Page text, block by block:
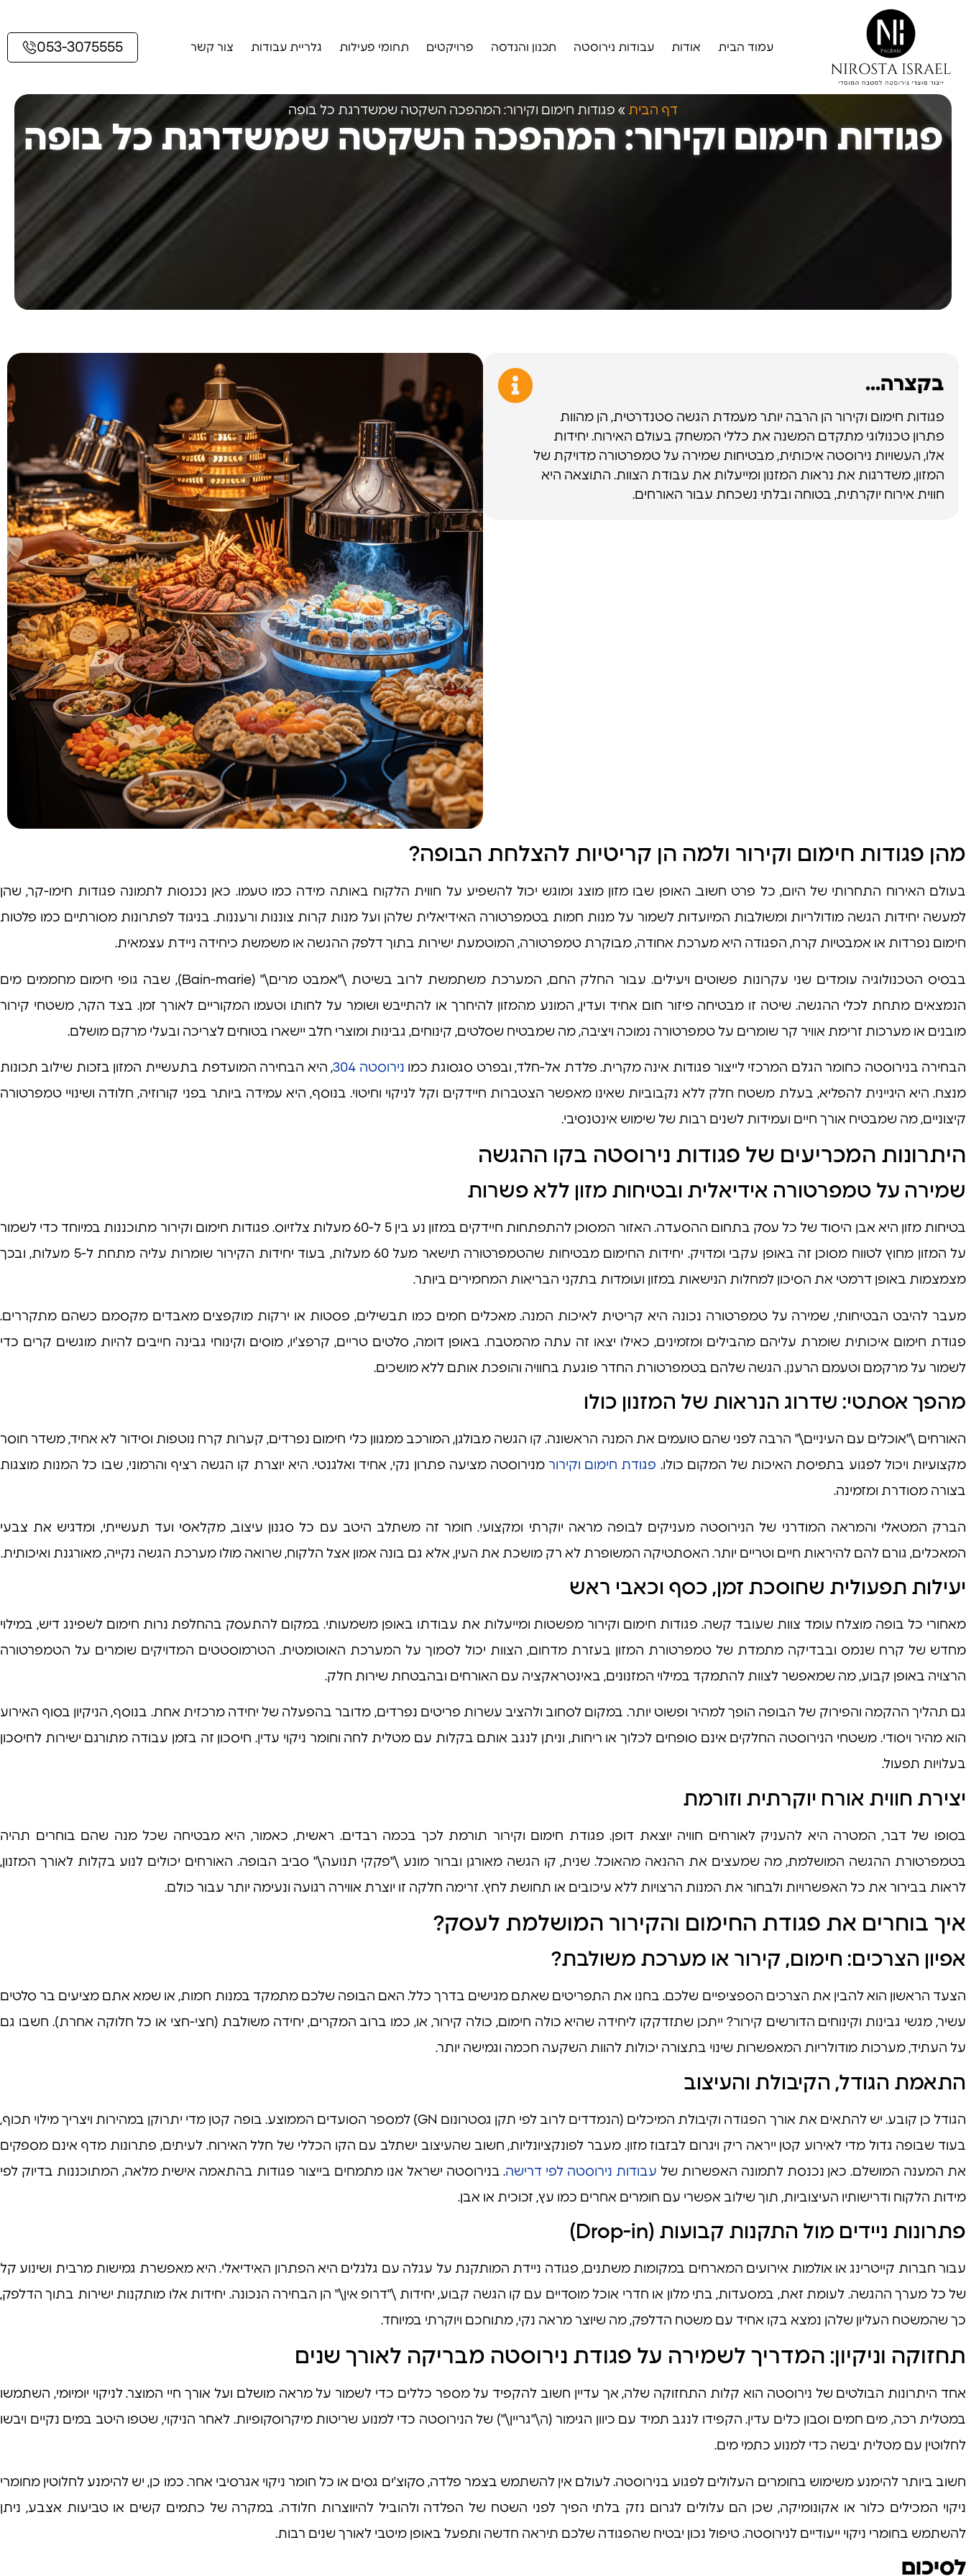
עמוד הבית אודות עבודות נירוסטה תכנון והנדסה פרויקטים תחומי פעילות גלריית עבודות צור קשר 053-3075555
דף הבית » פגודות חימום וקירור: המהפכה השקטה שמשדרגת כל בופה
פגודות חימום וקירור: המהפכה השקטה שמשדרגת כל בופה
בקצרה...
פגודות חימום וקירור הן הרבה יותר מעמדת הגשה סטנדרטית, הן מהוות
פתרון טכנולוגי מתקדם המשנה את כללי המשחק בעולם האירוח. יחידות
אלו, העשויות נירוסטה איכותית, מבטיחות שמירה על טמפרטורה מדויקת של
המזון, משדרגות את נראות המזנון ומייעלות את עבודת הצוות. התוצאה היא
חווית אירוח יוקרתית, בטוחה ובלתי נשכחת עבור האורחים.
מהן פגודות חימום וקירור ולמה הן קריטיות להצלחת הבופה?
בעולם האירוח התחרותי של היום, כל פרט חשוב. האופן שבו מזון מוצג ומוגש יכול להשפיע על חווית הלקוח באותה מידה כמו טעמו. כאן נכנסות לתמונה פגודות חימו-קר, שהן
למעשה יחידות הגשה מודולריות ומשולבות המיועדות לשמור על מנות חמות בטמפרטורה האידיאלית שלהן ועל מנות קרות צוננות ורעננות. בניגוד לפתרונות מסורתיים כמו פלטות
חימום נפרדות או אמבטיות קרח, הפגודה היא מערכת אחודה, מבוקרת טמפרטורה, המוטמעת ישירות בתוך דלפק ההגשה או משמשת כיחידה ניידת עצמאית.
בבסיס הטכנולוגיה עומדים שני עקרונות פשוטים ויעילים. עבור החלק החם, המערכת משתמשת לרוב בשיטת \"אמבט מרים\" (Bain-marie), שבה גופי חימום מחממים מים
הנמצאים מתחת לכלי ההגשה. שיטה זו מבטיחה פיזור חום אחיד ועדין, המונע מהמזון להיחרך או להתייבש ושומר על לחותו וטעמו המקוריים לאורך זמן. בצד הקר, משטחי קירור
מובנים או מערכות זרימת אוויר קר שומרים על טמפרטורה נמוכה ויציבה, מה שמבטיח שסלטים, קינוחים, גבינות ומוצרי חלב יישארו בטוחים לצריכה ובעלי מרקם מושלם.
הבחירה בנירוסטה כחומר הגלם המרכזי לייצור פגודות אינה מקרית. פלדת אל-חלד, ובפרט סגסוגת כמו נירוסטה 304
, היא הבחירה המועדפת בתעשיית המזון בזכות שילוב תכונות
מנצח. היא היגיינית להפליא, בעלת משטח חלק ללא נקבוביות שאינו מאפשר הצטברות חיידקים וקל לניקוי וחיטוי. בנוסף, היא עמידה ביותר בפני קורוזיה, חלודה ושינויי טמפרטורה
קיצוניים, מה שמבטיח אורך חיים ועמידות לשנים רבות של שימוש אינטנסיבי.
היתרונות המכריעים של פגודות נירוסטה בקו ההגשה
שמירה על טמפרטורה אידיאלית ובטיחות מזון ללא פשרות
בטיחות מזון היא אבן היסוד של כל עסק בתחום ההסעדה. האזור המסוכן להתפתחות חיידקים במזון נע בין 5 ל-60 מעלות צלזיוס. פגודות חימום וקירור מתוכננות במיוחד כדי לשמור
על המזון מחוץ לטווח מסוכן זה באופן עקבי ומדויק. יחידות החימום מבטיחות שהטמפרטורה תישאר מעל 60 מעלות, בעוד יחידות הקירור שומרות עליה מתחת ל-5 מעלות, ובכך
מצמצמות באופן דרמטי את הסיכון למחלות הנישאות במזון ועומדות בתקני הבריאות המחמירים ביותר.
מעבר להיבט הבטיחותי, שמירה על טמפרטורה נכונה היא קריטית לאיכות המנה. מאכלים חמים כמו תבשילים, פסטות או ירקות מוקפצים מאבדים מקסמם כשהם מתקררים.
פגודת חימום איכותית שומרת עליהם מהבילים ומזמינים, כאילו יצאו זה עתה מהמטבח. באופן דומה, סלטים טריים, קרפצ'יו, מוסים וקינוחי גבינה חייבים להיות מוגשים קרים כדי
לשמור על מרקמם וטעמם הרענן. הגשה שלהם בטמפרטורת החדר פוגעת בחוויה והופכת אותם ללא מושכים.
מהפך אסתטי: שדרוג הנראות של המזנון כולו
האורחים \"אוכלים עם העיניים\" הרבה לפני שהם טועמים את המנה הראשונה. קו הגשה מבולגן, המורכב ממגוון כלי חימום נפרדים, קערות קרח נוטפות וסידור לא אחיד, משדר חוסר
מקצועיות ויכול לפגוע בתפיסת האיכות של המקום כולו. פגודת חימום וקירור מנירוסטה מציעה פתרון נקי, אחיד ואלגנטי. היא יוצרת קו הגשה רציף והרמוני, שבו כל המנות מוצגות
בצורה מסודרת ומזמינה.
הברק המטאלי והמראה המודרני של הנירוסטה מעניקים לבופה מראה יוקרתי ומקצועי. חומר זה משתלב היטב עם כל סגנון עיצוב, מקלאסי ועד תעשייתי, ומדגיש את צבעי
המאכלים, גורם להם להיראות חיים וטריים יותר. האסתטיקה המשופרת לא רק מושכת את העין, אלא גם בונה אמון אצל הלקוח, שרואה מולו מערכת הגשה נקייה, מאורגנת ואיכותית.
יעילות תפעולית שחוסכת זמן, כסף וכאבי ראש
מאחורי כל בופה מוצלח עומד צוות שעובד קשה. פגודות חימום וקירור מפשטות ומייעלות את עבודתו באופן משמעותי. במקום להתעסק בהחלפת נרות חימום לשפינג דיש, במילוי
מחדש של קרח שנמס ובבדיקה מתמדת של טמפרטורת המזון בעזרת מדחום, הצוות יכול לסמוך על המערכת האוטומטית. הטרמוסטטים המדויקים שומרים על הטמפרטורה
הרצויה באופן קבוע, מה שמאפשר לצוות להתמקד במילוי המזנונים, באינטראקציה עם האורחים ובהבטחת שירות חלק.
גם תהליך ההקמה והפירוק של הבופה הופך למהיר ופשוט יותר. במקום לסחוב ולהציב עשרות פריטים נפרדים, מדובר בהפעלה של יחידה מרכזית אחת. בנוסף, הניקיון בסוף האירוע
הוא מהיר ויסודי. משטחי הנירוסטה החלקים אינם סופחים לכלוך או ריחות, וניתן לנגב אותם בקלות עם מטלית לחה וחומר ניקוי עדין. חיסכון זה בזמן עבודה מתורגם ישירות לחיסכון
בעלויות תפעול.
יצירת חווית אורח יוקרתית וזורמת
בסופו של דבר, המטרה היא להעניק לאורחים חוויה יוצאת דופן. פגודת חימום וקירור תורמת לכך בכמה רבדים. ראשית, כאמור, היא מבטיחה שכל מנה שהם בוחרים תהיה
בטמפרטורת ההגשה המושלמת, מה שמעצים את ההנאה מהאוכל. שנית, קו הגשה מאורגן וברור מונע \"פקקי תנועה\" סביב הבופה. האורחים יכולים לנוע בקלות לאורך המזנון,
לראות בבירור את כל האפשרויות ולבחור את המנות הרצויות ללא עיכובים או תחושת לחץ. זרימה חלקה זו יוצרת אווירה רגועה ונעימה יותר עבור כולם.
איך בוחרים את פגודת החימום והקירור המושלמת לעסק?
אפיון הצרכים: חימום, קירור או מערכת משולבת?
הצעד הראשון הוא להבין את הצרכים הספציפיים שלכם. בחנו את התפריטים שאתם מגישים בדרך כלל. האם הבופה שלכם מתמקד במנות חמות, או שמא אתם מציעים בר סלטים
עשיר, מגשי גבינות וקינוחים הדורשים קירור? ייתכן שתזדקקו ליחידה שהיא כולה חימום, כולה קירור, או, כמו ברוב המקרים, יחידה משולבת (חצי-חצי או כל חלוקה אחרת). חשבו גם
על העתיד, מערכות מודולריות המאפשרות שינוי בתצורה יכולות להוות השקעה חכמה וגמישה יותר.
התאמת הגודל, הקיבולת והעיצוב
הגודל כן קובע. יש להתאים את אורך הפגודה וקיבולת המיכלים (הנמדדים לרוב לפי תקן גסטרונום GN) למספר הסועדים הממוצע. בופה קטן מדי יתרוקן במהירות ויצריך מילוי תכוף,
בעוד שבופה גדול מדי לאירוע קטן ייראה ריק ויגרום לבזבוז מזון. מעבר לפונקציונליות, חשוב שהעיצוב ישתלב עם הקו הכללי של חלל האירוח. לעיתים, פתרונות מדף אינם מספקים
את המענה המושלם. כאן נכנסת לתמונה האפשרות של עבודות נירוסטה לפי דרישה. בנירוסטה ישראל אנו מתמחים בייצור פגודות בהתאמה אישית מלאה, המתוכננות בדיוק לפי
מידות הלקוח ודרישותיו העיצוביות, תוך שילוב אפשרי עם חומרים אחרים כמו עץ, זכוכית או אבן.
פתרונות ניידים מול התקנות קבועות (Drop-in)
עבור חברות קייטרינג או אולמות אירועים המארחים במקומות משתנים, פגודה ניידת המותקנת על עגלה עם גלגלים היא הפתרון האידיאלי. היא מאפשרת גמישות מרבית ושינוע קל
של כל מערך ההגשה. לעומת זאת, במסעדות, בתי מלון או חדרי אוכל מוסדיים עם קו הגשה קבוע, יחידות \"דרופ אין\" הן הבחירה הנכונה. יחידות אלו מותקנות ישירות בתוך הדלפק,
כך שהמשטח העליון שלהן נמצא בקו אחיד עם משטח הדלפק, מה שיוצר מראה נקי, מתוחכם ויוקרתי במיוחד.
תחזוקה וניקיון: המדריך לשמירה על פגודת נירוסטה מבריקה לאורך שנים
אחד היתרונות הבולטים של נירוסטה הוא קלות התחזוקה שלה, אך עדיין חשוב להקפיד על מספר כללים כדי לשמור על מראה מושלם ועל אורך חיי המוצר. לניקוי יומיומי, השתמשו
במטלית רכה, מים חמים וסבון כלים עדין. הקפידו לנגב תמיד עם כיוון הגימור (ה\"גריין\") של הנירוסטה כדי למנוע שריטות מיקרוסקופיות. לאחר הניקוי, שטפו היטב במים נקיים ויבשו
לחלוטין עם מטלית יבשה כדי למנוע כתמי מים.
חשוב ביותר להימנע משימוש בחומרים העלולים לפגוע בנירוסטה. לעולם אין להשתמש בצמר פלדה, סקוצ'ים גסים או כל חומר ניקוי אגרסיבי אחר. כמו כן, יש להימנע לחלוטין מחומרי
ניקוי המכילים כלור או אקונומיקה, שכן הם עלולים לגרום נזק בלתי הפיך לפני השטח של הפלדה ולהוביל להיווצרות חלודה. במקרה של כתמים קשים או טביעות אצבע, ניתן
להשתמש בחומרי ניקוי ייעודיים לנירוסטה. טיפול נכון יבטיח שהפגודה שלכם תיראה חדשה ותפעל באופן מיטבי לאורך שנים רבות.
לסיכום